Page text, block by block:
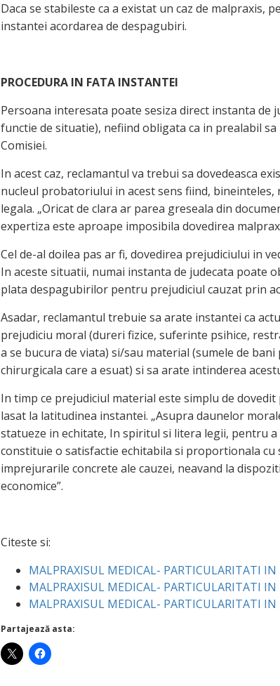
Daca se stabileste ca a existat un caz de malpraxis,
instantei acordarea de despagubiri.
PROCEDURA IN FATA INSTANTEI
Persoana interesata poate sesiza direct instanta de
functie de situatie), nefiind obligata ca in prealabil
Comisiei.
In acest caz, reclamantul va trebui sa dovedeasca
nucleul probatoriului in acest sens fiind,
legala. „Oricat de clara ar parea greseala din
expertiza este aproape imposibila dovedirea
Cel de-al doilea pas ar fi, dovedirea prejudiciului in
In aceste situatii, numai instanta de judecata poate
plata despagubirilor pentru prejudiciul cauzat prin
Asadar, reclamantul trebuie sa arate instantei ca
prejudiciu moral (dureri fizice, suferinte psihice,
a se bucura de viata) si/sau material (sumele de
chirurgicala care a esuat) si sa arate intinderea
In timp ce prejudiciul material este simplu de
lasat la latitudinea instantei. „Asupra daunelor
statueze in echitate, In spiritul si litera legii, pentru
constituie o satisfactie echitabila si proportionala
imprejurarile concrete ale cauzei, neavand la
economice”.
Citeste si:
MALPRAXISUL MEDICAL- PARTICULARITATI
MALPRAXISUL MEDICAL- PARTICULARITATI
MALPRAXISUL MEDICAL- PARTICULARITATI
Partajează asta: